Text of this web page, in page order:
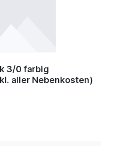
3/0 farbig
aller Nebenkosten)